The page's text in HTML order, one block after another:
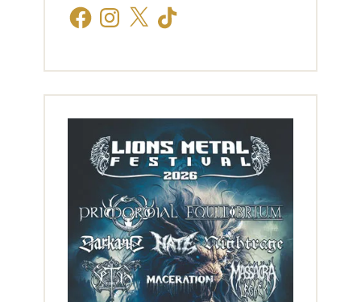
FacebookInstagram
X TikTok